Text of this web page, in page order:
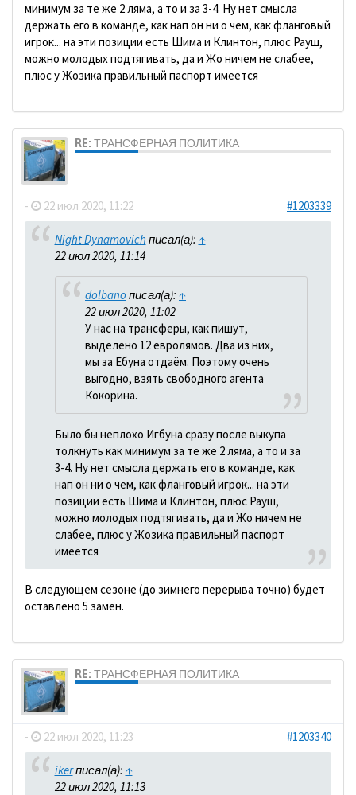
минимум за те же 2 ляма, а то и за 3-4. Ну нет смысла
держать его в команде, как нап он ни о чем, как фланговый
игрок... на эти позиции есть Шима и Клинтон, плюс Рауш,
можно молодых подтягивать, да и Жо ничем не слабее,
плюс у Жозика правильный паспорт имеется
RE: ТРАНСФЕРНАЯ ПОЛИТИКА
- 22 июл 2020, 11:22 #1203339
Night Dynamovich писал(а): ↑
22 июл 2020, 11:14
dolbano писал(а): ↑
22 июл 2020, 11:02
У нас на трансферы, как пишут,
выделено 12 евролямов. Два из них,
мы за Ебуна отдаём. Поэтому очень
выгодно, взять свободного агента
Кокорина.
Было бы неплохо Игбуна сразу после выкупа
толкнуть как минимум за те же 2 ляма, а то и за
3-4. Ну нет смысла держать его в команде, как
нап он ни о чем, как фланговый игрок... на эти
позиции есть Шима и Клинтон, плюс Рауш,
можно молодых подтягивать, да и Жо ничем не
слабее, плюс у Жозика правильный паспорт
имеется
В следующем сезоне (до зимнего перерыва точно) будет
оставлено 5 замен.
RE: ТРАНСФЕРНАЯ ПОЛИТИКА
- 22 июл 2020, 11:23 #1203340
ikerписал(а): ↑
22 июл 2020, 11:13